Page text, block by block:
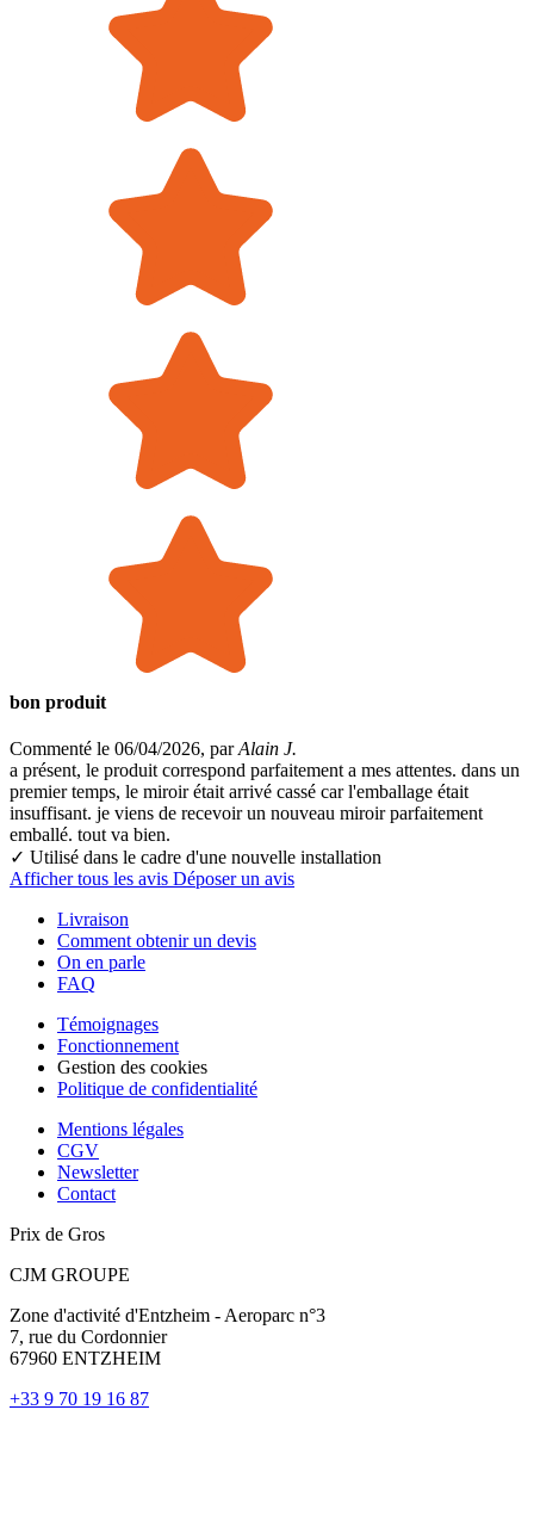
bon produit
Commenté le 06/04/2026, parAlain J.
a présent, le produit correspond parfaitement a mes attentes. dans un
premier temps, le miroir était arrivé cassé car l'emballage était
insuffisant. je viens de recevoir un nouveau miroir parfaitement
emballé. tout va bien.
✓ Utilisé dans le cadre d'une nouvelle installation
Afficher tous les avis Déposer un avis
Livraison
Comment obtenir un devis
On en parle
FAQ
Témoignages
Fonctionnement
Gestion des cookies
Politique de confidentialité
Mentions légales
CGV
Newsletter
Contact
Prix de Gros
CJM GROUPE
Zone d'activité d'Entzheim - Aeroparc n°3
7, rue du Cordonnier
67960 ENTZHEIM
+33 9 70 19 16 87